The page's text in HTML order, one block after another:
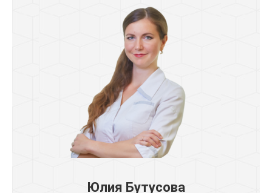
Юлия Бутусова